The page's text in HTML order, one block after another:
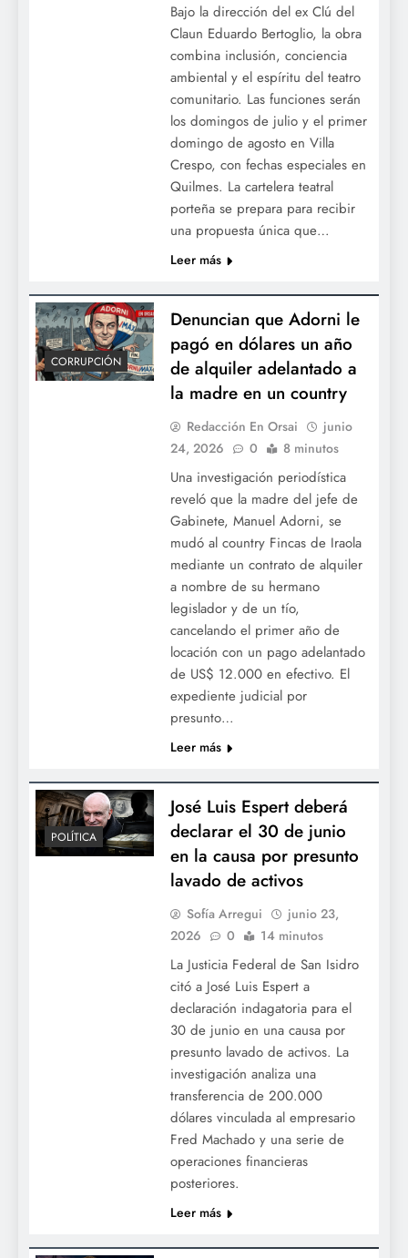
Bajo la dirección del ex Clú del
Claun Eduardo Bertoglio, la obra
combina inclusión, conciencia
ambiental y el espíritu del teatro
comunitario. Las funciones serán
los domingos de julio y el primer
domingo de agosto en Villa
Crespo, con fechas especiales en
Quilmes. La cartelera teatral
porteña se prepara para recibir
una propuesta única que…
Leer más
CORRUPCIÓN
Denuncian que Adorni le
pagó en dólares un año
de alquiler adelantado a
la madre en un country
Redacción En Orsai
junio
24, 2026
0 8 minutos
Una investigación periodística
reveló que la madre del jefe de
Gabinete, Manuel Adorni, se
mudó al country Fincas de Iraola
mediante un contrato de alquiler
a nombre de su hermano
legislador y de un tío,
cancelando el primer año de
locación con un pago adelantado
de US$ 12.000 en efectivo. El
expediente judicial por
presunto…
Leer más
POLÍTICA
José Luis Espert deberá
declarar el 30 de junio
en la causa por presunto
lavado de activos
Sofía Arregui
junio 23,
2026
0 14 minutos
La Justicia Federal de San Isidro
citó a José Luis Espert a
declaración indagatoria para el
30 de junio en una causa por
presunto lavado de activos. La
investigación analiza una
transferencia de 200.000
dólares vinculada al empresario
Fred Machado y una serie de
operaciones financieras
posteriores.
Leer más